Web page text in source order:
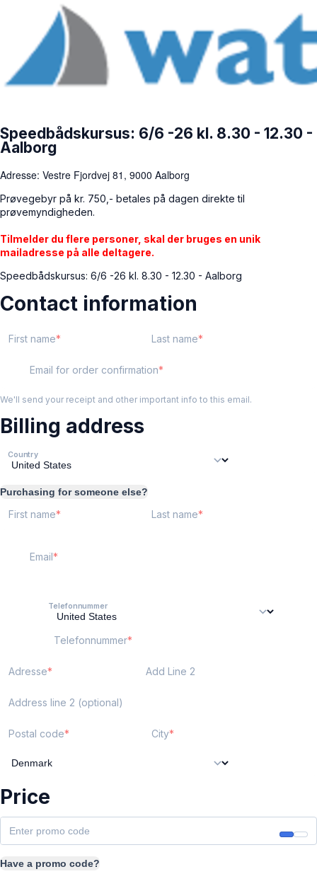
Speedbådskursus: 6/6 -26 kl. 8.30 - 12.30 -
Aalborg
Adresse: Vestre Fjordvej 81, 9000 Aalborg
Prøvegebyr på kr. 750,- betales på dagen direkte til
prøvemyndigheden.
Tilmelder du flere personer, skal der bruges en unik
mailadresse på alle deltagere.
Speedbådskursus: 6/6 -26 kl. 8.30 - 12.30 - Aalborg
Contact information
First name Last name
Email for order confirmation
We'll send your receipt and other important info to this email.
Billing address
Country
Purchasing for someone else?
First name Last name
Email
Telefonnummer
Telefonnummer
Adresse Add Line 2
Address line 2 (optional)
Postal code City
Price
Have a promo code?